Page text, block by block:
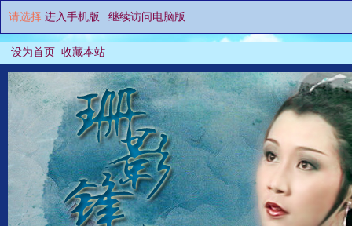
请选择 进入手机版 继续访问电脑版
设为首页 收藏本站